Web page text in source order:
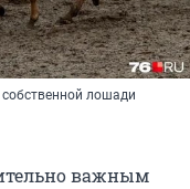
лошади
важным